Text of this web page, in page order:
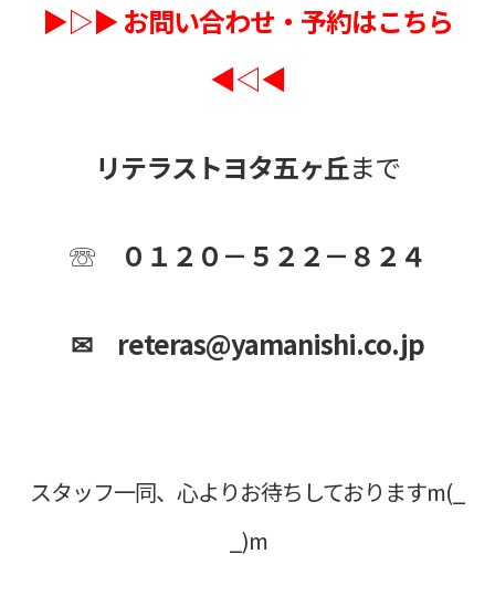
▶▷▶ お問い合わせ・予約はこちら
◀◁◀
リテラストヨタ五ヶ丘まで
☏ ０１２０－５２２－８２４
✉ reteras@yamanishi.co.jp
スタッフ一同、心よりお待ちしておりますm(_
_)m